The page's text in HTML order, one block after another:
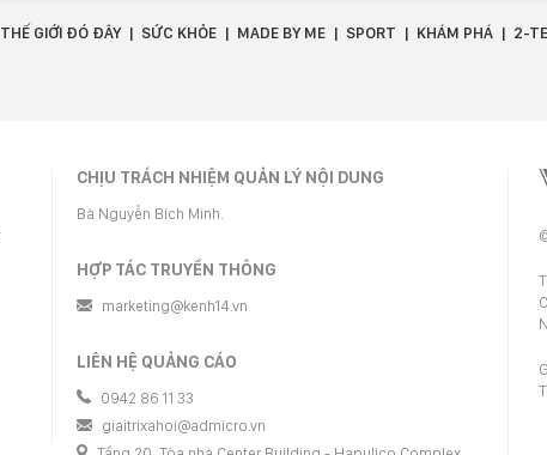
THẾ GIỚI ĐÓ ĐÂY SỨC KHỎE MADE BY ME SPORT KHÁM PHÁ 2-
CHỊU TRÁCH NHIỆM QUẢN LÝ NỘI DUNG
Bà Nguyễn Bích Minh.
HỢP TÁC TRUYỀN THÔNG
marketing@kenh14.vn
LIÊN HỆ QUẢNG CÁO
0942 86 11 33
giaitrixahoi@admicro.vn